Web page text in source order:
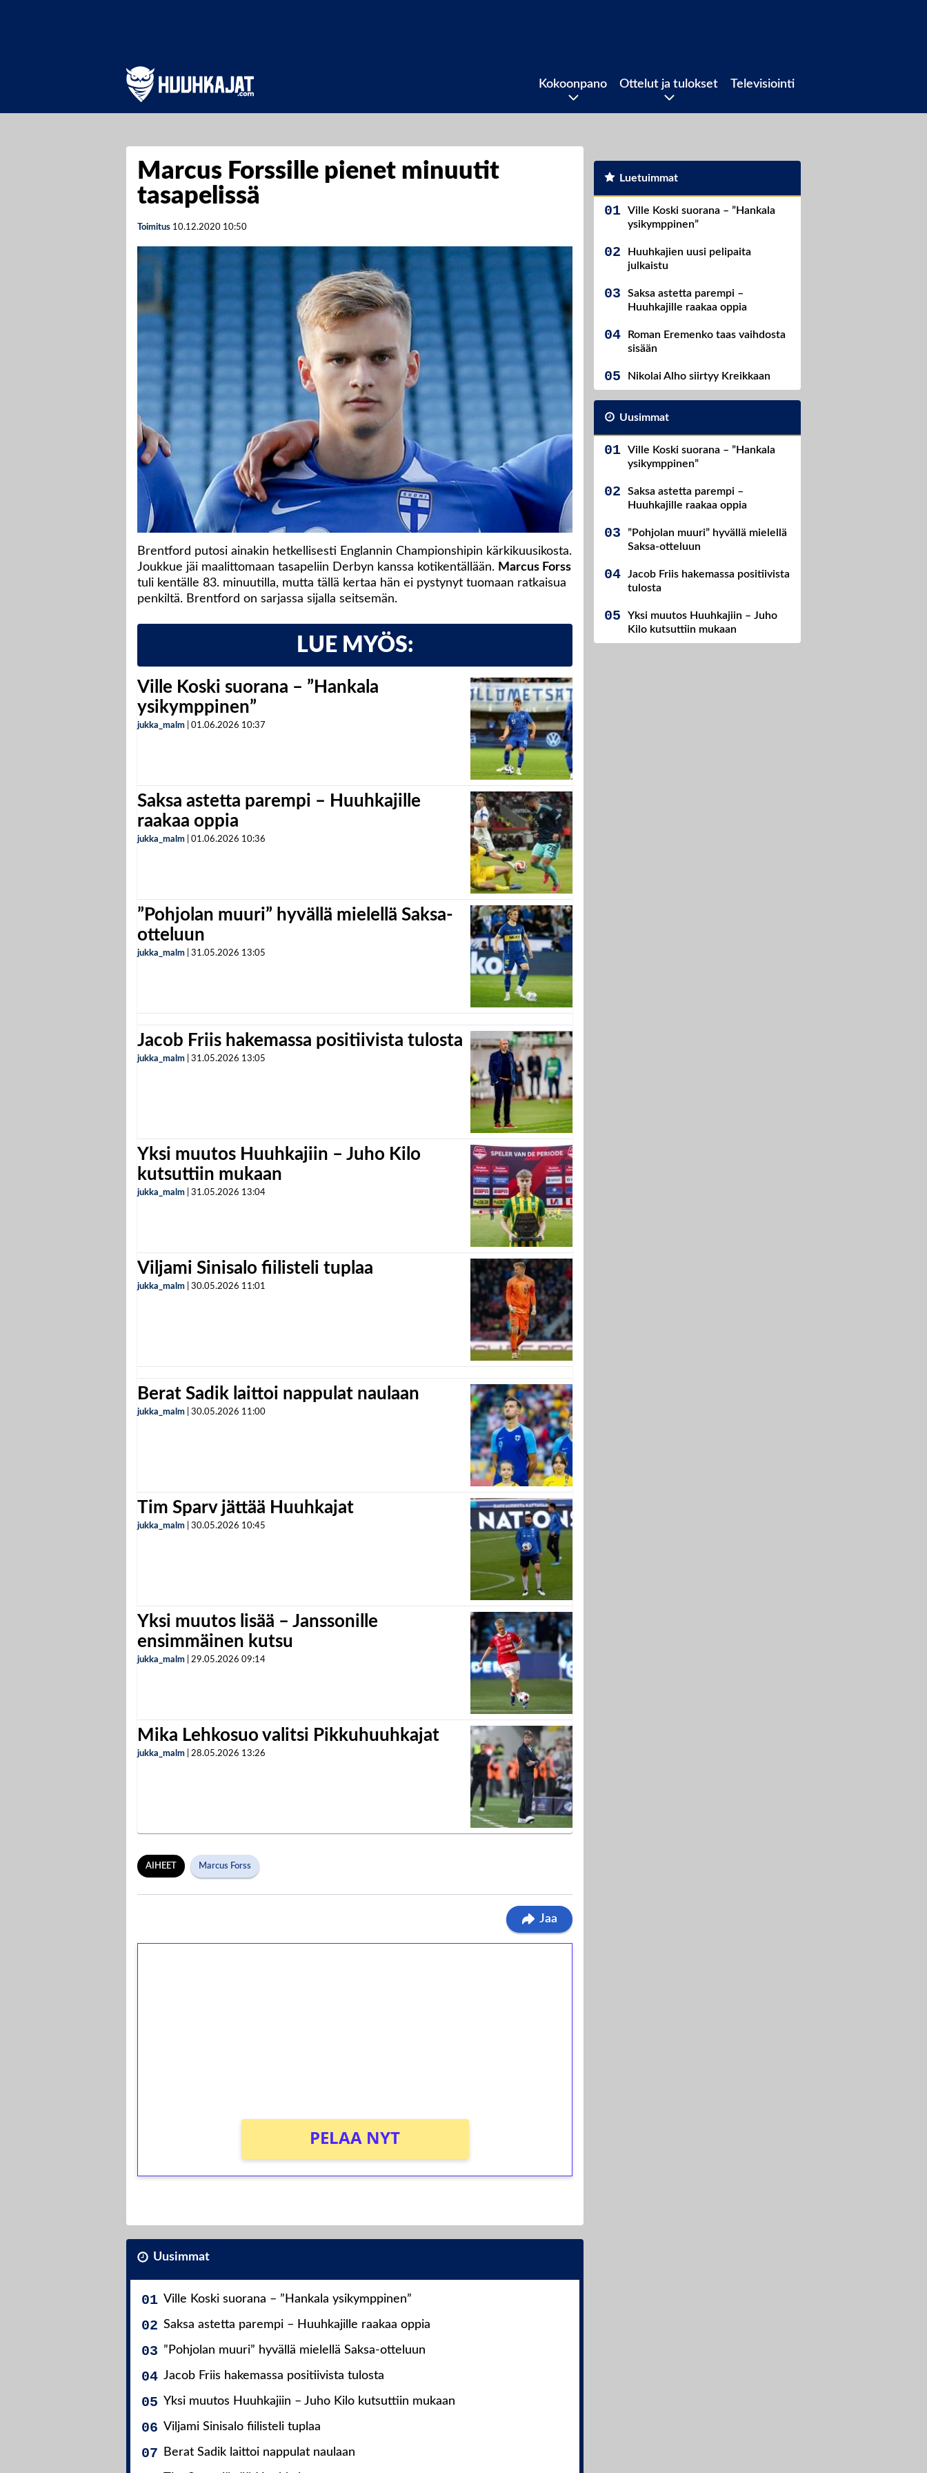
Kokoonpano Ottelut ja tulokset Televisiointi
Marcus Forssille pienet minuutit
tasapelissä
Toimitus 10.12.2020 10:50
Brentford putosi ainakin hetkellisesti Englannin Championshipin kärkikuusikosta.
Joukkue jäi maalittomaan tasapeliin Derbyn kanssa kotikentällään. Marcus Forss
tuli kentälle 83. minuutilla, mutta tällä kertaa hän ei pystynyt tuomaan ratkaisua
penkiltä. Brentford on sarjassa sijalla seitsemän.
LUE MYÖS:
Ville Koski suorana – ”Hankala
ysikymppinen”
jukka_malm 01.06.2026 10:37
Saksa astetta parempi – Huuhkajille
raakaa oppia
jukka_malm 01.06.2026 10:36
”Pohjolan muuri” hyvällä mielellä Saksa-
otteluun
jukka_malm 31.05.2026 13:05
Jacob Friis hakemassa positiivista tulosta
jukka_malm 31.05.2026 13:05
Yksi muutos Huuhkajiin – Juho Kilo
kutsuttiin mukaan
jukka_malm 31.05.2026 13:04
Viljami Sinisalo fiilisteli tuplaa
jukka_malm 30.05.2026 11:01
Berat Sadik laittoi nappulat naulaan
jukka_malm 30.05.2026 11:00
Tim Sparv jättää Huuhkajat
jukka_malm 30.05.2026 10:45
Yksi muutos lisää – Janssonille
ensimmäinen kutsu
jukka_malm 29.05.2026 09:14
Mika Lehkosuo valitsi Pikkuhuuhkajat
jukka_malm 28.05.2026 13:26
AIHEET Marcus Forss
Jaa
PELAA NYT
Uusimmat
Ville Koski suorana – ”Hankala ysikymppinen”
Saksa astetta parempi – Huuhkajille raakaa oppia
”Pohjolan muuri” hyvällä mielellä Saksa-otteluun
Jacob Friis hakemassa positiivista tulosta
Yksi muutos Huuhkajiin – Juho Kilo kutsuttiin mukaan
Viljami Sinisalo fiilisteli tuplaa
Berat Sadik laittoi nappulat naulaan
Luetuimmat
Ville Koski suorana – ”Hankala
ysikymppinen”
Huuhkajien uusi pelipaita
julkaistu
Saksa astetta parempi –
Huuhkajille raakaa oppia
Roman Eremenko taas vaihdosta
sisään
Nikolai Alho siirtyy Kreikkaan
Uusimmat
Ville Koski suorana – ”Hankala
ysikymppinen”
Saksa astetta parempi –
Huuhkajille raakaa oppia
”Pohjolan muuri” hyvällä mielellä
Saksa-otteluun
Jacob Friis hakemassa positiivista
tulosta
Yksi muutos Huuhkajiin – Juho
Kilo kutsuttiin mukaan